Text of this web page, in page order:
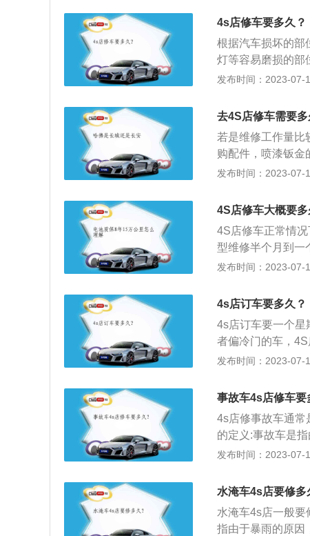
查刹车油，刹车油
要尽快把积水排除
是否进满了水，必
是制造商在保修期
易损件不在质保
给予质保，各种车
4s店修车要多久？
根据汽车损坏的部
灯等容易磨损的部
如果汽车发动机和
部损坏，就需要
越严重，修理汽
的备件，修起来会
长。技术人员越好
店修，也可以选择
又快，但质量好坏
发布时间：2023-07-
去4S店修车需要多
若是维修工作量比
购配件，喷漆钣金
案，因为影响修复
商要一次货。如果
此外，4S商店修
到。如果4S的商
的项目，要以车辆
如果你认为4S店
发布时间：2023-07-
4S店修车大概要多
4S店修车正常情
型维修半个月到一
素：维修时间要根
的项目要视采购配
发布时间：2023-07-
4s店订车要多久？
4s店订车要一个星
者偏冷门的车，
期左右，办好手续
一点时间。要等厂
间在3-6个月不等
发布时间：2023-07-
事故车4s店修车要
4s店修事故车通常
的定义:事故车是
值下降的车辆为事
后大牌。因为大
成完好如初的情
才需要补漆，所以
发布时间：2023-07-
水淹车4s店要修多
水淹车4s店一般要
指由于暴雨的原因